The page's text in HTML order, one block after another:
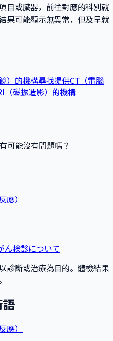
目或臟器，前往對應的科別就
果可能顯示無異常，但及早就
）的機構尋找提供CT（電腦
（磁振造影）的機構
可能沒有問題嗎？
應）
ん検診について
診斷或治療為目的。體檢結果
應）